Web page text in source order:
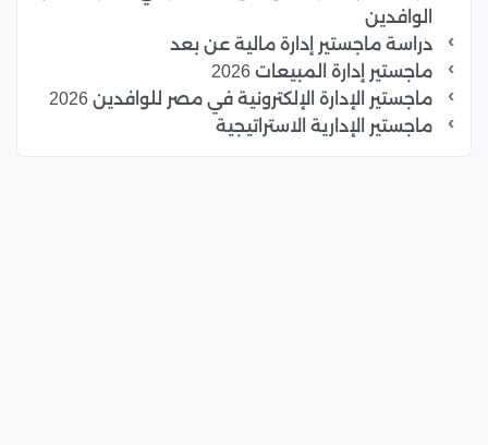
الوافدين
دراسة ماجستير إدارة مالية عن بعد
ماجستير إدارة المبيعات 2026
ماجستير الإدارة الإلكترونية في مصر للوافدين 2026
ماجستير الإدارية الاستراتيجية